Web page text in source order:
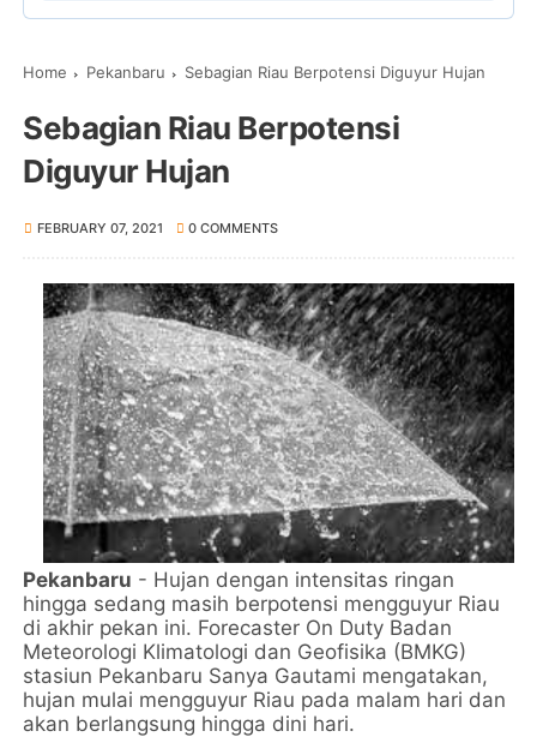
Home Pekanbaru Sebagian Riau Berpotensi Diguyur Hujan
Sebagian Riau Berpotensi
Diguyur Hujan
FEBRUARY 07, 2021 0 COMMENTS
Pekanbaru - Hujan dengan intensitas ringan
hingga sedang masih berpotensi mengguyur Riau
di akhir pekan ini. Forecaster On Duty Badan
Meteorologi Klimatologi dan Geofisika (BMKG)
stasiun Pekanbaru Sanya Gautami mengatakan,
hujan mulai mengguyur Riau pada malam hari dan
akan berlangsung hingga dini hari.